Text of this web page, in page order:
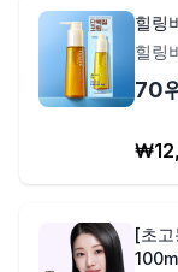
힐링
힐링
70
₩
[초